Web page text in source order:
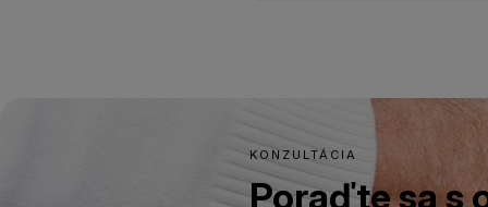
KONZULTÁCIA
Poraďte sa s